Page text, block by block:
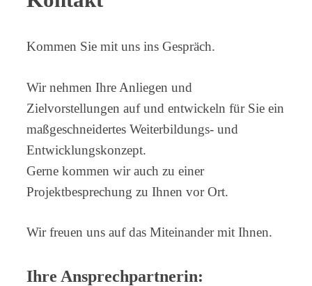
Kommen Sie mit uns ins Gespräch.
Wir nehmen Ihre Anliegen und
Zielvorstellungen auf und entwickeln für Sie ein
maßgeschneidertes Weiterbildungs- und
Entwicklungskonzept.
Gerne kommen wir auch zu einer
Projektbesprechung zu Ihnen vor Ort.
Wir freuen uns auf das Miteinander mit Ihnen.
Ihre Ansprechpartnerin: